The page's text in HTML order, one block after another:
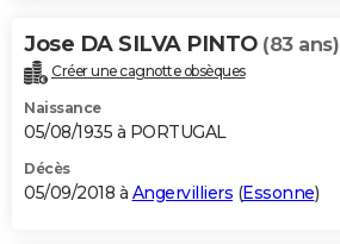
Jose DA SILVA PINTO (83 ans)
Créer une cagnotte obsèques
Naissance
05/08/1935 à PORTUGAL
Décès
05/09/2018 à Angervilliers (Essonne)